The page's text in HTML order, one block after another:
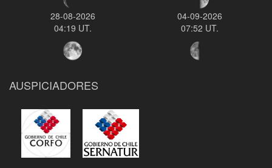
28-08-2026
04:19 UT.
04-09-2026
07:52 UT.
AUSPICIADORES